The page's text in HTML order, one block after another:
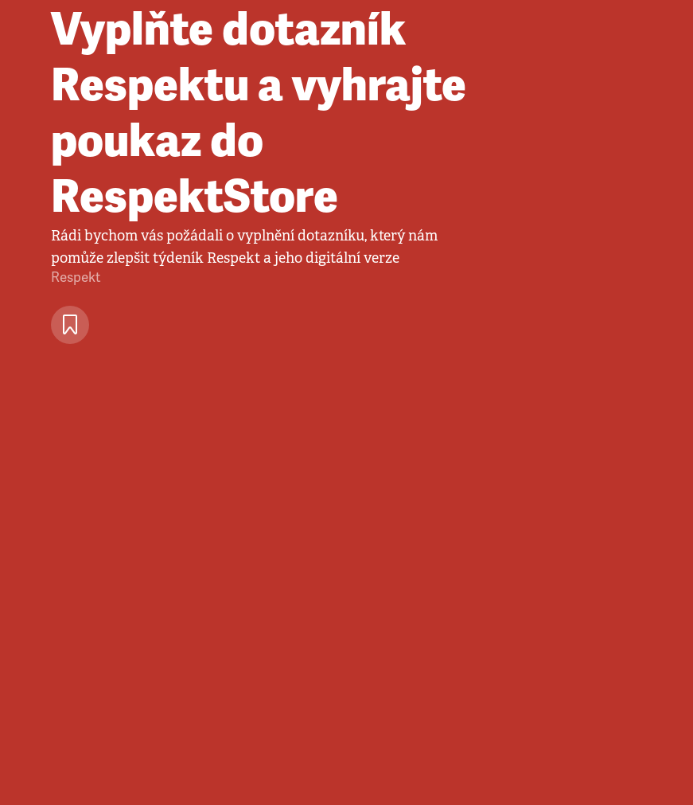
Vyplňte dotazník
Respektu a vyhrajte
poukaz do
RespektStore
Rádi bychom vás požádali o vyplnění dotazníku, který nám
pomůže zlepšit týdeník Respekt a jeho digitální verze
Respekt